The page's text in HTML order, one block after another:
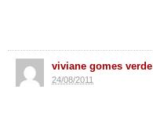
viviane gomes verde
24/08/2011